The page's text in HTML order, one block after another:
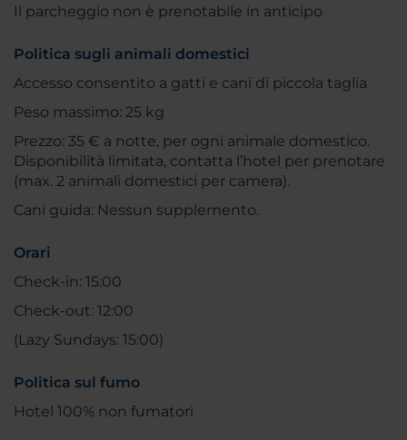
Il parcheggio non è prenotabile in anticipo
Politica sugli animali domestici
Accesso consentito a gatti e cani di piccola taglia
Peso massimo: 25 kg
Prezzo: 35 € a notte, per ogni animale domestico.
Disponibilità limitata, contatta l’hotel per prenotare
(max. 2 animali domestici per camera).
Cani guida: Nessun supplemento.
Orari
Check-in: 15:00
Check-out: 12:00
(Lazy Sundays: 15:00)
Politica sul fumo
Hotel 100% non fumatori